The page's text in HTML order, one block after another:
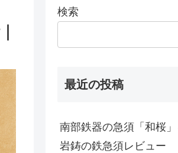
検索
最近の投稿
南部鉄器の急須「和桜」
岩鋳の鉄急須レビュー